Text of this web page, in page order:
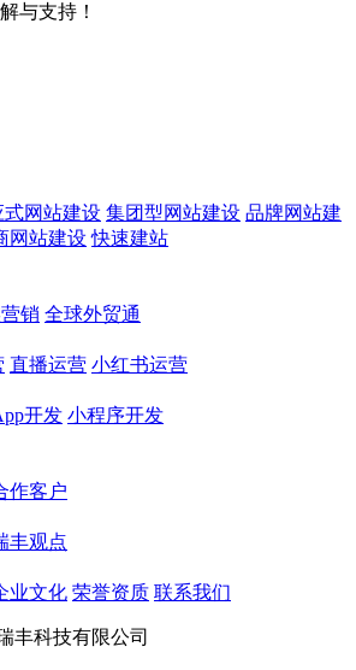
与支持！
式网站建设 集团型网站建设 品牌网站建
网站建设 快速建站
销 全球外贸通
直播运营 小红书运营
开发 小程序开发
作客户
丰观点
业文化 荣誉资质 联系我们
丰科技有限公司